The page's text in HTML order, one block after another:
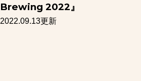
Brewing 2022』
2022.09.13更新